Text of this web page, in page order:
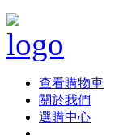
查看購物車
關於我們
選購中心